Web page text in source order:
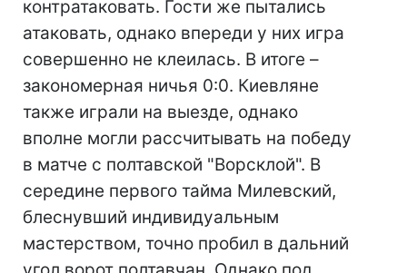
контратаковать. Гости же пытались
атаковать, однако впереди у них игра
совершенно не клеилась. В итоге –
закономерная ничья 0:0. Киевляне
также играли на выезде, однако
вполне могли рассчитывать на победу
в матче с полтавской "Ворсклой". В
середине первого тайма Милевский,
блеснувший индивидуальным
мастерством, точно пробил в дальний